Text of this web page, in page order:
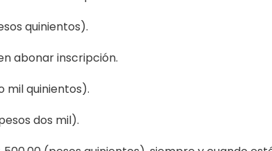
quinientos).
abonar inscripción.
mil quinientos).
dos mil).